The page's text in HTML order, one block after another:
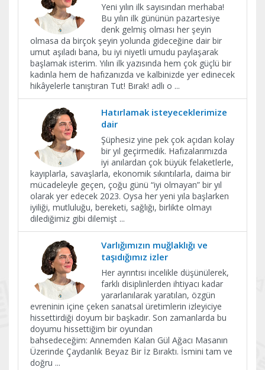
Yeni yılın ilk sayısından merhaba!
Bu yılın ilk gününün pazartesiye
denk gelmiş olması her şeyin
olmasa da birçok şeyin yolunda gideceğine dair bir
umut aşıladı bana, bu iyi niyetli umudu paylaşarak
başlamak isterim. Yılın ilk yazısında hem çok güçlü bir
kadınla hem de hafızanızda ve kalbinizde yer edinecek
hikâyelerle tanıştıran Tut! Bırak! adlı o ...
Hatırlamak isteyeceklerimize
dair
Şüphesiz yine pek çok açıdan kolay
bir yıl geçirmedik. Hafızalarımızda
iyi anılardan çok büyük felaketlerle,
kayıplarla, savaşlarla, ekonomik sıkıntılarla, daima bir
mücadeleyle geçen, çoğu günü “iyi olmayan” bir yıl
olarak yer edecek 2023. Oysa her yeni yıla başlarken
iyiliği, mutluluğu, bereketi, sağlığı, birlikte olmayı
dilediğimiz gibi dilemişt ...
Varlığımızın muğlaklığı ve
taşıdığımız izler
Her ayrıntısı incelikle düşünülerek,
farklı disiplinlerden ihtiyacı kadar
yararlanılarak yaratılan, özgün
evreninin içine çeken sanatsal üretimlerin izleyiciye
hissettirdiği doyum bir başkadır. Son zamanlarda bu
doyumu hissettiğim bir oyundan
bahsedeceğim: Annemden Kalan Gül Ağacı Masanın
Üzerinde Çaydanlık Beyaz Bir İz Bıraktı. İsmini tam ve
doğru ...